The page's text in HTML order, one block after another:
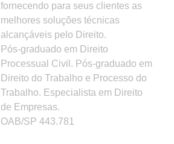
fornecendo para seus clientes as
melhores soluções técnicas
alcançáveis pelo Direito.
Pós-graduado em Direito
Processual Civil. Pós-graduado em
Direito do Trabalho e Processo do
Trabalho. Especialista em Direito
de Empresas.
OAB/SP 443.781